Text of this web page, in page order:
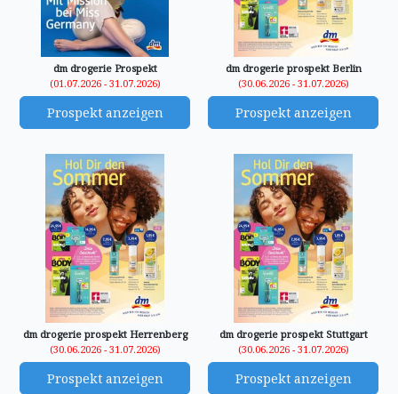
dm drogerie Prospekt
(01.07.2026 - 31.07.2026)
Prospekt anzeigen
dm drogerie prospekt Berlin
(30.06.2026 - 31.07.2026)
Prospekt anzeigen
dm drogerie prospekt Herrenberg
(30.06.2026 - 31.07.2026)
Prospekt anzeigen
dm drogerie prospekt Stuttgart
(30.06.2026 - 31.07.2026)
Prospekt anzeigen